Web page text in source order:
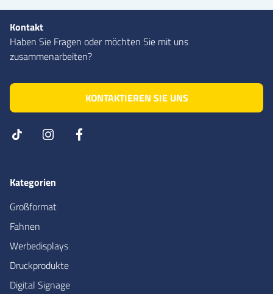
Kontakt
Haben Sie Fragen oder möchten Sie mit uns
zusammenarbeiten?
KONTAKTIEREN SIE UNS
Kategorien
Großformat
Fahnen
Werbedisplays
Druckprodukte
Digital Signage